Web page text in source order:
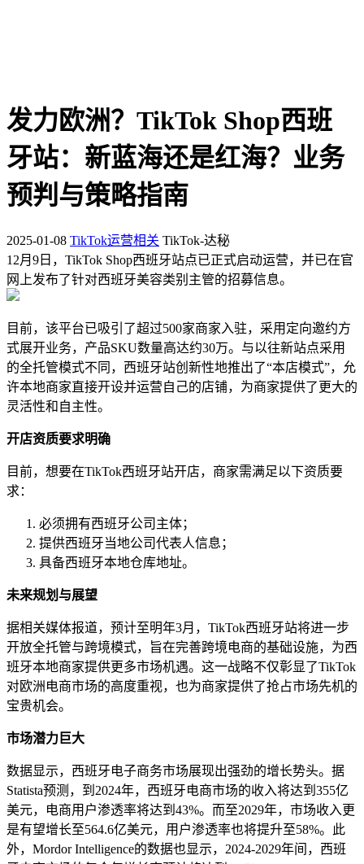
发力欧洲？TikTok Shop西班
牙站：新蓝海还是红海？业务
预判与策略指南
2025-01-08 TikTok运营相关 TikTok-达秘
12月9日，TikTok Shop西班牙站点已正式启动运营，并已在官
网上发布了针对西班牙美容类别主管的招募信息。
目前，该平台已吸引了超过500家商家入驻，采用定向邀约方
式展开业务，产品SKU数量高达约30万。与以往新站点采用
的全托管模式不同，西班牙站创新性地推出了“本店模式”，允
许本地商家直接开设并运营自己的店铺，为商家提供了更大的
灵活性和自主性。
开店资质要求明确
目前，想要在TikTok西班牙站开店，商家需满足以下资质要
求：
必须拥有西班牙公司主体；
提供西班牙当地公司代表人信息；
具备西班牙本地仓库地址。
未来规划与展望
据相关媒体报道，预计至明年3月，TikTok西班牙站将进一步
开放全托管与跨境模式，旨在完善跨境电商的基础设施，为西
班牙本地商家提供更多市场机遇。这一战略不仅彰显了TikTok
对欧洲电商市场的高度重视，也为商家提供了抢占市场先机的
宝贵机会。
市场潜力巨大
数据显示，西班牙电子商务市场展现出强劲的增长势头。据
Statista预测，到2024年，西班牙电商市场的收入将达到355亿
美元，电商用户渗透率将达到43%。而至2029年，市场收入更
是有望增长至564.6亿美元，用户渗透率也将提升至58%。此
外，Mordor Intelligence的数据也显示，2024-2029年间，西班